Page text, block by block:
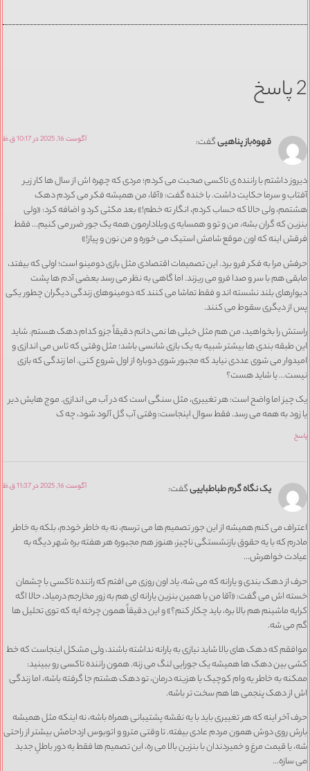
2 پاسخ
قهوه‌باز پناهیی گفت: آگوست 16, 2025 در 10:17 ق.ظ
دیروز داشتم با راننده ی تاکسی صحبت می کردم؛ مردی که چهره اش از سال ها کار زیر
آفتاب و سرما حکایت داشت. با خنده گفت: «آقا، من همیشه فکر می کردم دهک
هشتمم، ولی حالا که حساب کردم، انگار ته خطم!» بعد مکثی کرد و اضافه کرد: «ولی
بنزین که گران بشه، من و تو و همسایه ی ویلادارمون همه یک جور ضرر می کنیم… فقط
فرقش اینه که اون موقع شامش استیک می خوره و من نون و پیاز!»
حرفش مرا به فکر فرو برد. این تصمیمات اقتصادی مثل بازی دومینو است؛ اولی که بیفتد،
مابقی هم با سر و صدا فرو می ریزند. اما گاهی به نظر می رسد بعضی آدم ها پشت
دیوارهای بلند نشسته اند و فقط تماشا می کنند که دومینوهای زندگی دیگران چطور یکی
پس از دیگری سقوط می کنند.
راستش را بخواهید، من هم مثل خیلی ها نمی دانم دقیقاً جزو کدام دهک هستم. شاید
این طبقه بندی ها بیشتر شبیه به یک بازی شانسی باشد؛ مثل وقتی که تاس می اندازی و
امیدوار می شوی عددی نیاید که مجبور شوی دوباره از اول شروع کنی. اما زندگی که بازی
نیست… یا شاید هست؟
یک چیز اما واضح است: هر تغییری، مثل سنگی است که در آب می اندازی. موج هایش دیر
یا زود به همه می رسد. فقط سوال اینجاست: وقتی آب گل آلود شود، چه ک
پاسخ
یک نگاه گرم طباطباییی گفت: آگوست 16, 2025 در 11:37 ق.ظ
اعتراف می کنم همیشه از این جور تصمیم ها می ترسم، نه به خاطر خودم، بلکه به خاطر
مادرم که با یه حقوق بازنشستگی ناچیز، هنوز هم مجبوره هر هفته بره شهر دیگه به
عیادت خواهرش…
حرف از دهک بندی و یارانه که می شه، یاد اون روزی می افتم که راننده تاکسی با چشمان
خسته اش می گفت: «آقا من با همین بنزین یارانه ای هم به زور مخارجم درمیاد، حالا اگه
کرایه ماشینم هم بالا بره، باید چکار کنم؟» و این دقیقاً همون چرخه ایه که توی تحلیل ها
گم می شه.
موافقم که دهک های بالا شاید نیازی به یارانه نداشته باشند، ولی مشکل اینجاست که خط
کشی بین دهک ها همیشه یک جورایی لنگ می زنه. همون راننده تاکسی رو ببینید:
ممکنه به خاطر یه وام کوچیک یا هزینه درمان، تو دهک هشتم جا گرفته باشه، اما زندگی
اش از دهک پنجمی ها هم سخت تر باشه.
حرف آخر اینه که هر تغییری باید با یه نقشه پشتیبانی همراه باشه، نه اینکه مثل همیشه
بارش روی دوش همون مردم عادی بیفته. تا وقتی مترو و اتوبوس ازدحامش بیشتر از راحتی
شه، یا قیمت مرغ و خمیردندان با بنزین بالا می ره، این تصمیم ها فقط یه دور باطلِ جدید
می سازه…